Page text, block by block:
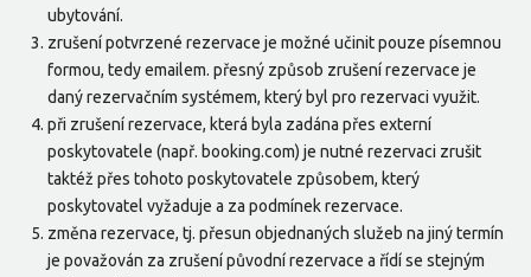
ubytování.
zrušení potvrzené rezervace je možné učinit pouze písemnou
formou, tedy emailem. přesný způsob zrušení rezervace je
daný rezervačním systémem, který byl pro rezervaci využit.
při zrušení rezervace, která byla zadána přes externí
poskytovatele (např. booking.com) je nutné rezervaci zrušit
taktéž přes tohoto poskytovatele způsobem, který
poskytovatel vyžaduje a za podmínek rezervace.
změna rezervace, tj. přesun objednaných služeb na jiný termín
je považován za zrušení původní rezervace a řídí se stejným